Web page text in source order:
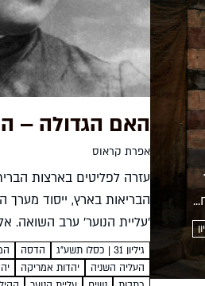
האם הגדולה –
אפרת קראוס
עזרה לפליטים בארצות
הבריאות בארץ, ייסוד מערך
'עליית הנוער' ערב
הנרייטה סאלד - נערה
מארצות...
גיליון 31 | כסלו תשע"ג הדסה
העליה השניה
יהדות אמריקה